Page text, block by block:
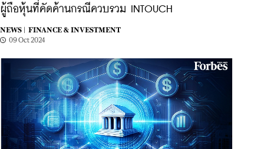
ผู้ถือหุ้นที่คัดค้านกรณีควบรวม INTOUCH
NEWS |
FINANCE & INVESTMENT
09 Oct 2024